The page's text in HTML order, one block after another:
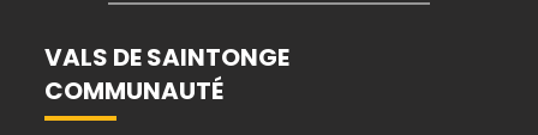
FacebookInstagram
VALS DE SAINTONGE
COMMUNAUTÉ